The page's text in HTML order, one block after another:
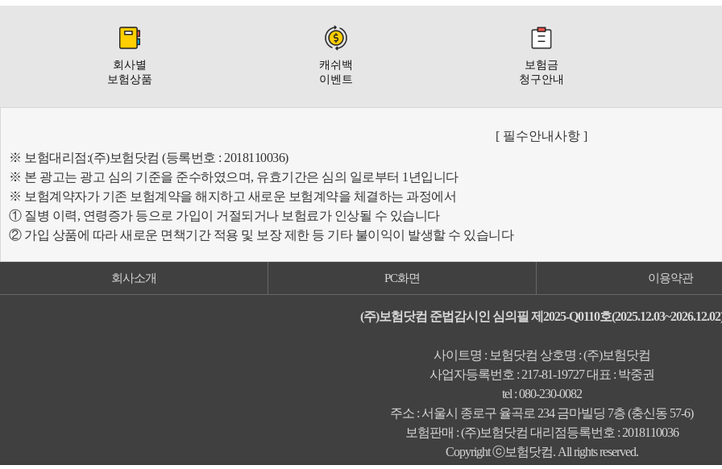
회사별
보험상품
캐쉬백
이벤트
보험금
청구안내
[ 필수안내사항 ]
※ 보험대리점:(주)보험닷컴 (등록번호 : 2018110036)
※ 본 광고는 광고 심의 기준을 준수하였으며, 유효기간은 심의 일로부터 1년입니다
※ 보험계약자가 기존 보험계약을 해지하고 새로운 보험계약을 체결하는 과정에서
① 질병 이력, 연령증가 등으로 가입이 거절되거나 보험료가 인상될 수 있습니다
② 가입 상품에 따라 새로운 면책기간 적용 및 보장 제한 등 기타 불이익이 발생할 수 있습니다
회사소개 PC화면 이용약관
(주)보험닷컴 준법감시인 심의필 제2025-Q0110호
사이트명 : 보험닷컴 상호명 : (주)보험닷컴
사업자등록번호 : 217-81-19727 대표 : 박중권
tel : 080-230-0082
주소 : 서울시 종로구 율곡로 234 금마빌딩 7층 (충신동 57-6)
보험판매 : (주)보험닷컴 대리점등록번호 : 2018110036
Copyright ⓒ보험닷컴. All rights reserved.